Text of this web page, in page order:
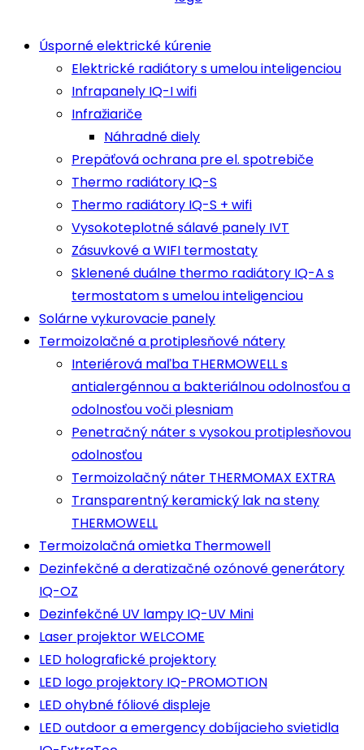
Úsporné elektrické kúrenie
Elektrické radiátory s umelou inteligenciou
Infrapanely IQ-I wifi
Infražiariče
Náhradné diely
Prepäťová ochrana pre el. spotrebiče
Thermo radiátory IQ-S
Thermo radiátory IQ-S + wifi
Vysokoteplotné sálavé panely IVT
Zásuvkové a WIFI termostaty
Sklenené duálne thermo radiátory IQ-A s
termostatom s umelou inteligenciou
Solárne vykurovacie panely
Termoizolačné a protiplesňové nátery
Interiérová maľba THERMOWELL s
antialergénnou a bakteriálnou odolnosťou a
odolnosťou voči plesniam
Penetračný náter s vysokou protiplesňovou
odolnosťou
Termoizolačný náter THERMOMAX EXTRA
Transparentný keramický lak na steny
THERMOWELL
Termoizolačná omietka Thermowell
Dezinfekčné a deratizačné ozónové generátory
IQ-OZ
Dezinfekčné UV lampy IQ-UV Mini
Laser projektor WELCOME
LED holografické projektory
LED logo projektory IQ-PROMOTION
LED ohybné fóliové displeje
LED outdoor a emergency dobíjacieho svietidla